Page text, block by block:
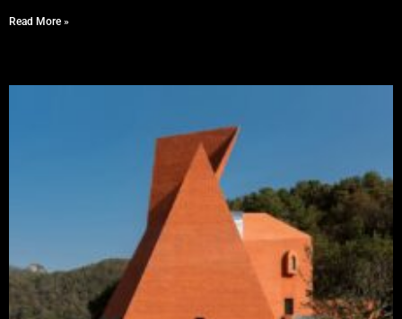
Read More »